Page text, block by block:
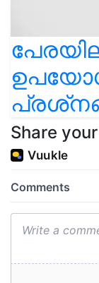
Share